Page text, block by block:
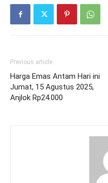
Previous article
Harga Emas Antam Hari ini
Jumat, 15 Agustus 2025,
Anjlok Rp24.000